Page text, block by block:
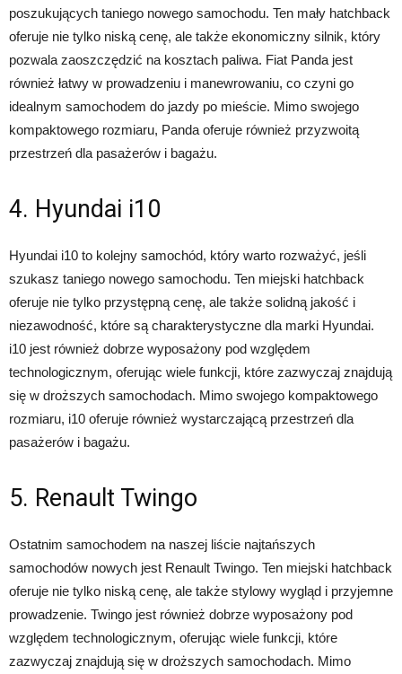
poszukujących taniego nowego samochodu. Ten mały hatchback
oferuje nie tylko niską cenę, ale także ekonomiczny silnik, który
pozwala zaoszczędzić na kosztach paliwa. Fiat Panda jest
również łatwy w prowadzeniu i manewrowaniu, co czyni go
idealnym samochodem do jazdy po mieście. Mimo swojego
kompaktowego rozmiaru, Panda oferuje również przyzwoitą
przestrzeń dla pasażerów i bagażu.
4. Hyundai i10
Hyundai i10 to kolejny samochód, który warto rozważyć, jeśli
szukasz taniego nowego samochodu. Ten miejski hatchback
oferuje nie tylko przystępną cenę, ale także solidną jakość i
niezawodność, które są charakterystyczne dla marki Hyundai.
i10 jest również dobrze wyposażony pod względem
technologicznym, oferując wiele funkcji, które zazwyczaj znajdują
się w droższych samochodach. Mimo swojego kompaktowego
rozmiaru, i10 oferuje również wystarczającą przestrzeń dla
pasażerów i bagażu.
5. Renault Twingo
Ostatnim samochodem na naszej liście najtańszych
samochodów nowych jest Renault Twingo. Ten miejski hatchback
oferuje nie tylko niską cenę, ale także stylowy wygląd i przyjemne
prowadzenie. Twingo jest również dobrze wyposażony pod
względem technologicznym, oferując wiele funkcji, które
zazwyczaj znajdują się w droższych samochodach. Mimo